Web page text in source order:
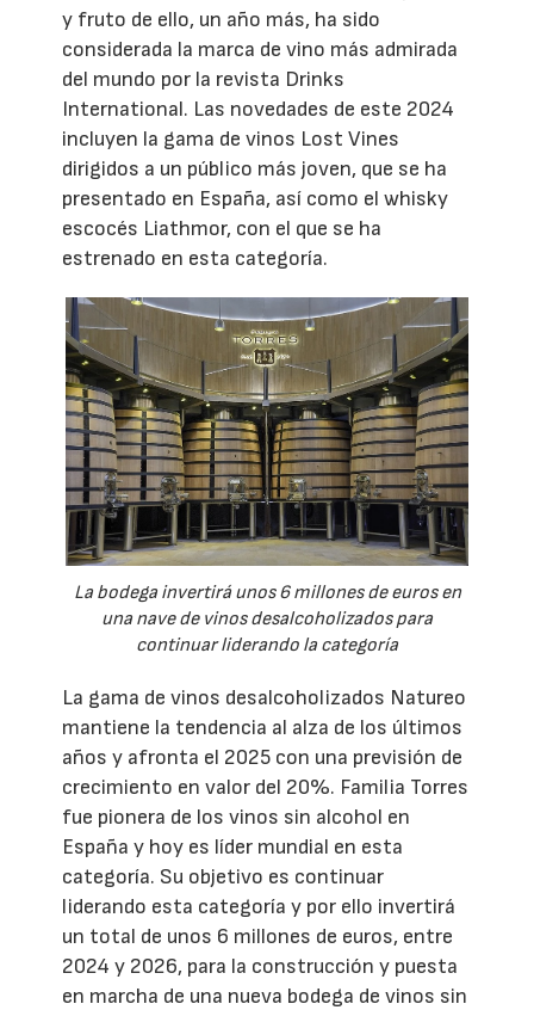
y fruto de ello, un año más, ha sido
considerada la marca de vino más admirada
del mundo por la revista Drinks
International. Las novedades de este 2024
incluyen la gama de vinos Lost Vines
dirigidos a un público más joven, que se ha
presentado en España, así como el whisky
escocés Liathmor, con el que se ha
estrenado en esta categoría.
La bodega invertirá unos 6 millones de euros en
una nave de vinos desalcoholizados para
continuar liderando la categoría
La gama de vinos desalcoholizados Natureo
mantiene la tendencia al alza de los últimos
años y afronta el 2025 con una previsión de
crecimiento en valor del 20%. Familia Torres
fue pionera de los vinos sin alcohol en
España y hoy es líder mundial en esta
categoría. Su objetivo es continuar
liderando esta categoría y por ello invertirá
un total de unos 6 millones de euros, entre
2024 y 2026, para la construcción y puesta
en marcha de una nueva bodega de vinos sin